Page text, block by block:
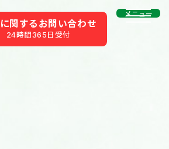
関するお問い合わせ
24時間365日受付
メニュー